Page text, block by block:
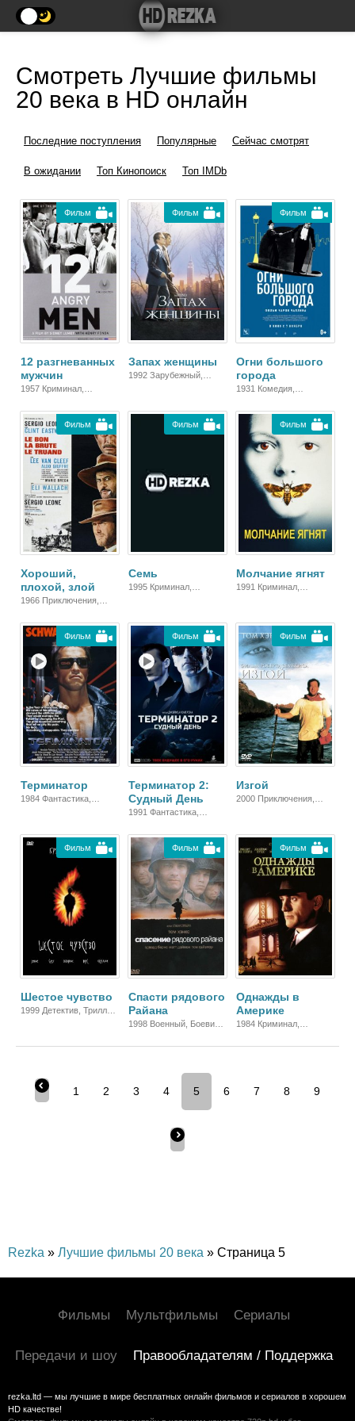
Смотреть Лучшие фильмы
20 века в HD онлайн
Последние поступления Популярные Сейчас смотрят
В ожидании Топ Кинопоиск Топ IMDb
Фильм
12 разгневанных
мужчин
1957 Криминал,
Фильм
Запах женщины
1992 Зарубежный,
Фильм
Огни большого
города
1931 Комедия,
Мелодрама, Драма
Фильм
Хороший,
плохой, злой
1966 Приключения,
Зарубежный
Фильм
Семь
1995 Криминал,
Фильм
Молчание ягнят
1991 Криминал,
Фильм
Терминатор
1984 Фантастика,
Фильм
Терминатор 2:
Судный День
1991 Фантастика,
Триллер, Зарубежный
Фильм
Изгой
2000 Приключения,
Фильм
Шестое чувство
1999 Детектив, Триллер,
Фильм
Спасти рядового
Райана
1998 Военный, Боевик,
Фильм
Однажды в
Америке
1984 Криминал,
1 2 3 4 5 6 7 8 9
Rezka » Лучшие фильмы 20 века » Страница 5
Фильмы Мультфильмы Сериалы
Передачи и шоу Правообладателям / Поддержка
rezka.ltd — мы лучшие в мире бесплатных онлайн фильмов и сериалов в хорошем
HD качестве!